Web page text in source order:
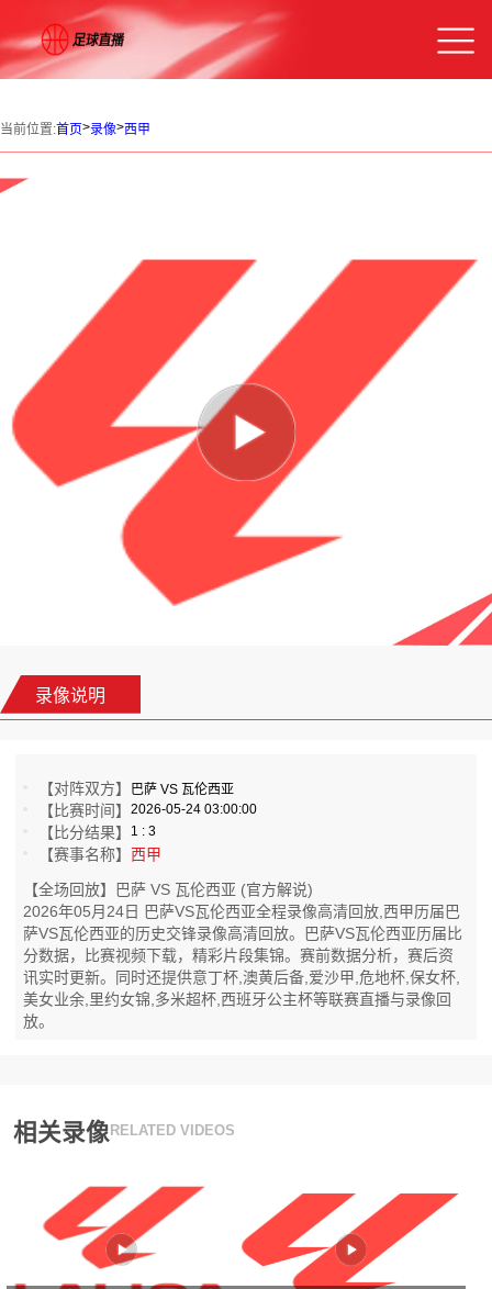
当前位置:首页>录像>西甲
录像说明
【对阵双方】 巴萨 VS 瓦伦西亚
【比赛时间】2026-05-24 03:00:00
【比分结果】 1 : 3
【赛事名称】西甲
【全场回放】巴萨 VS 瓦伦西亚 (官方解说)
2026年05月24日 巴萨VS瓦伦西亚全程录像高清回放,西甲历届巴
萨VS瓦伦西亚的历史交锋录像高清回放。巴萨VS瓦伦西亚历届比
分数据，比赛视频下载，精彩片段集锦。赛前数据分析，赛后资
讯实时更新。同时还提供意丁杯,澳黄后备,爱沙甲,危地杯,保女杯,
美女业余,里约女锦,多米超杯,西班牙公主杯等联赛直播与录像回
放。
相关录像 RELATED VIDEOS